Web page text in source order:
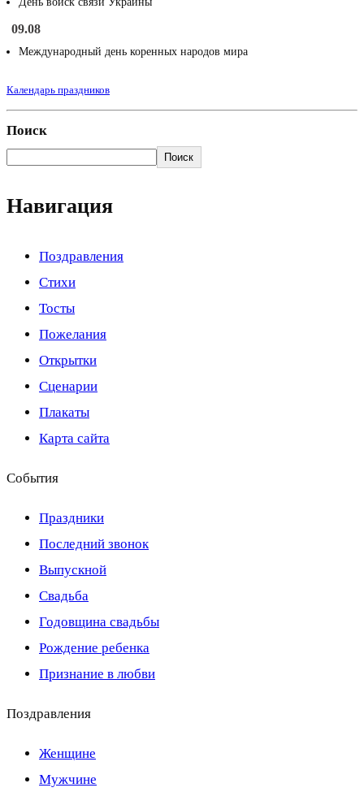
09.08
Международный день коренных народов мира
Календарь праздников
Поиск
Поиск
Навигация
Поздравления
Стихи
Тосты
Пожелания
Открытки
Сценарии
Плакаты
Карта сайта
События
Праздники
Последний звонок
Выпускной
Свадьба
Годовщина свадьбы
Рождение ребенка
Признание в любви
Поздравления
Женщине
Мужчине